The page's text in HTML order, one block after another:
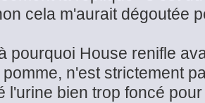
cela m'aurait dégoutée
pourquoi House renifle
n'est strictement
l'urine bien trop foncé